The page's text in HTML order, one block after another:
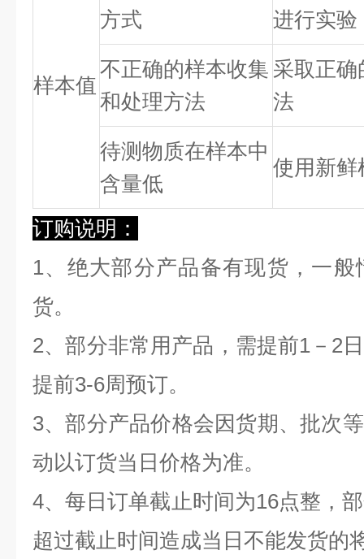
样本值
方式
进行实验
不正确的样本收集
和处理方法
采取正
法
待测物质在样本中
含量低
使用新鲜
订购说明：
1、绝大部分产品备有现货，一
货。
2、部分非常用产品，需提前1－2
提前3-6周预订。
3、部分产品价格会因货期、批次
动以订货当日价格为准。
4、每日订单截止时间为16点整，
超过截止时间造成当日不能发货的